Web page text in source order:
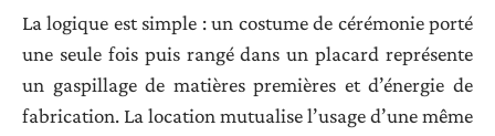
La logique est simple : un costume de cérémonie porté
une seule fois puis rangé dans un placard représente
un gaspillage de matières premières et d’énergie de
fabrication. La location mutualise l’usage d’une même